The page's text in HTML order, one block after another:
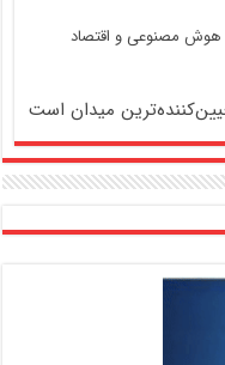
هوش مصنوعی و اقتصاد
میدان است